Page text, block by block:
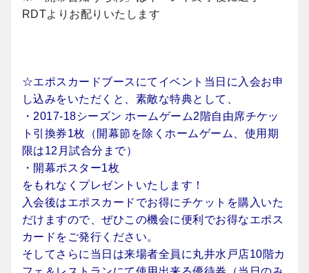
RDTよりお配りいたします
☆エポスカードブースにてイベント当日に入会お申
し込みをいただくと、素敵な特典として、
・2017-18シーズン ホームゲーム2階自由席チケッ
ト引換券1枚（開幕節を除くホームゲーム、使用期
限は12月試合分まで）
・開幕ポスター1枚
をもれなくプレゼントいたします！
入会後はエポスカードでお得にチケットを購入いた
だけますので、ぜひこの機会に便利でお得なエポス
カードをご発行ください。
そしてさらに当日は来場者全員に丸井水戸店10階カ